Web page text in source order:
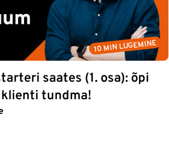
10 MIN LUGEMINE
saates (1. osa): õpi
tundma!